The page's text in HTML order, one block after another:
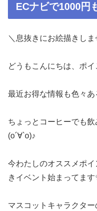
ECナビで1000円
＼息抜きにお絵描きし
どうもこんにちは、ポイ
最近お得な情報も色々
ちょっとコーヒーでも
(о´∀`о)♪
今わたしのオススメポ
きイベント始まってます
マスコットキャラクタ